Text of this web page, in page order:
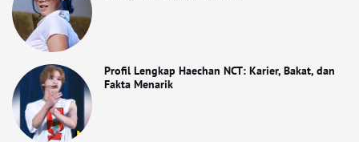
Profil Lengkap Haechan NCT: Karier, Bakat, dan
Fakta Menarik